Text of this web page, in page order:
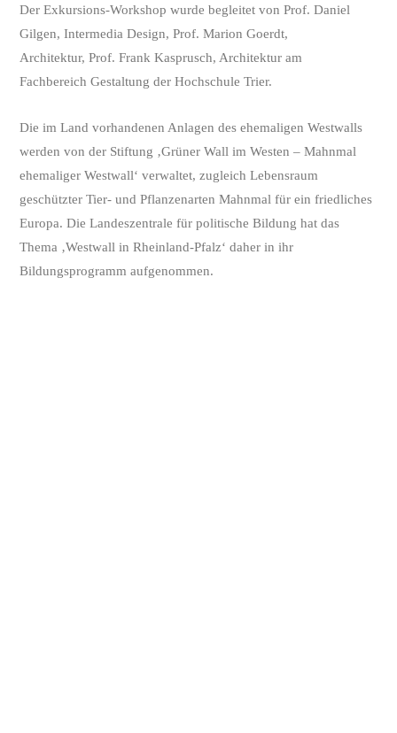
Der Exkursions-Workshop wurde begleitet von Prof. Daniel
Gilgen, Intermedia Design, Prof. Marion Goerdt,
Architektur, Prof. Frank Kasprusch, Architektur am
Fachbereich Gestaltung der Hochschule Trier.
Die im Land vorhandenen Anlagen des ehemaligen Westwalls
werden von der Stiftung ‚Grüner Wall im Westen – Mahnmal
ehemaliger Westwall‘ verwaltet, zugleich Lebensraum
geschützter Tier- und Pflanzenarten Mahnmal für ein friedliches
Europa. Die Landeszentrale für politische Bildung hat das
Thema ‚Westwall in Rheinland-Pfalz‘ daher in ihr
Bildungsprogramm aufgenommen.